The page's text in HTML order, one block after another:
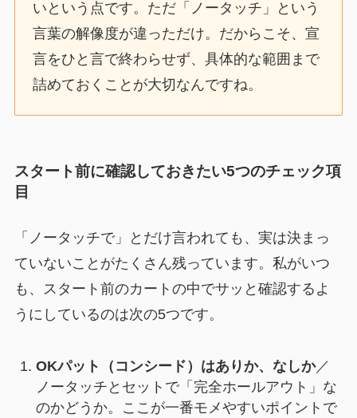
いという点です。ただ「ノータッチ」という
言葉の解像度が違っただけ。だからこそ、宣
言をひと言で終わらせず、具体的な範囲まで
詰めておくことが大切なんですね。
スタート前に確認しておきたい5つのチェック項
目
「ノータッチで」とだけ言われても、実は決まっ
ていないことがたくさん残っています。私がいつ
も、スタート前のカートの中でサッと確認するよ
うにしているのは次の5つです。
OKパット（コンシード）はありか、なしか／
ノータッチとセットで「完全ホールアウト」な
のかどうか。ここが一番モメやすいポイントで